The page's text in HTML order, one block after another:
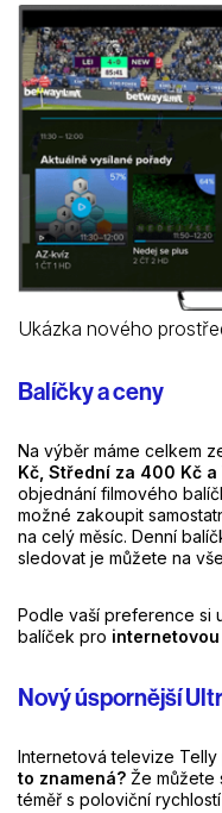
Ukázka nového
Balíčky a ceny
Na výběr máme celkem
Kč, Střední za 400 Kč
objednání filmového
možné zakoupit
na celý měsíc. Denní
sledovat je můžete na
Podle vaší preference si
balíček pro
Nový úspornější
Internetová televize
to znamená? Že můžete
téměř s poloviční